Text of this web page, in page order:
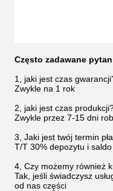
Często zadawane
1, jaki jest czas
Zwykle na 1 rok
2, jaki jest czas
Zwykle przez 7-15 dni
3, Jaki jest twój termin
T/T 30% depozytu i saldo
4, Czy możemy również
Tak, jeśli świadczysz
od nas części